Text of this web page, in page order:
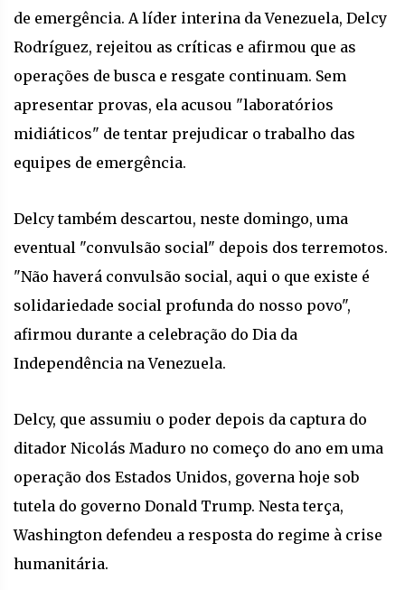
de emergência. A líder interina da Venezuela, Delcy
Rodríguez, rejeitou as críticas e afirmou que as
operações de busca e resgate continuam. Sem
apresentar provas, ela acusou "laboratórios
midiáticos" de tentar prejudicar o trabalho das
equipes de emergência.
Delcy também descartou, neste domingo, uma
eventual "convulsão social" depois dos terremotos.
"Não haverá convulsão social, aqui o que existe é
solidariedade social profunda do nosso povo",
afirmou durante a celebração do Dia da
Independência na Venezuela.
Delcy, que assumiu o poder depois da captura do
ditador Nicolás Maduro no começo do ano em uma
operação dos Estados Unidos, governa hoje sob
tutela do governo Donald Trump. Nesta terça,
Washington defendeu a resposta do regime à crise
humanitária.